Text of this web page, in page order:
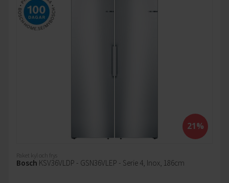
21%
Paket kyl och frys
Bosch KSV36VLDP - GSN36VLEP - Serie 4, Inox, 186cm